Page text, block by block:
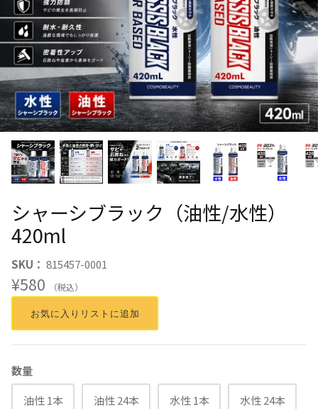
シャーシブラック（油性/水性）
420ml
SKU： 815457-0001
¥580 （税込）
お気に入りリストに追加
数量
油性 1本 油性 24本 水性 1本 水性 24本